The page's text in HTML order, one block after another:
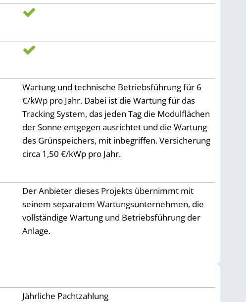
Wartung und technische Betriebsführung für 6
€/kWp pro Jahr. Dabei ist die Wartung für das
Tracking System, das jeden Tag die Modulflächen
der Sonne entgegen ausrichtet und die Wartung
des Grünspeichers, mit inbegriffen. Versicherung
circa 1,50 €/kWp pro Jahr.
Der Anbieter dieses Projekts übernimmt mit
seinem separatem Wartungsunternehmen, die
vollständige Wartung und Betriebsführung der
Anlage.
Jährliche Pachtzahlung